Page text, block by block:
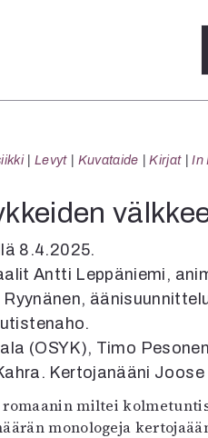
ja
ry
Levyt Kuvataide Kirjat In
8.4.2025.
Antti Leppäniemi,
(OSYK), Timo
Kertojanääni Joose
miltei
monologeja